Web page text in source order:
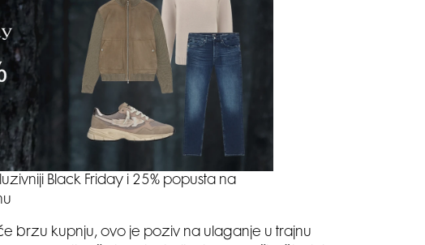
Black Friday i 25% popusta na
brzu kupnju, ovo je poziv na ulaganje u trajnu